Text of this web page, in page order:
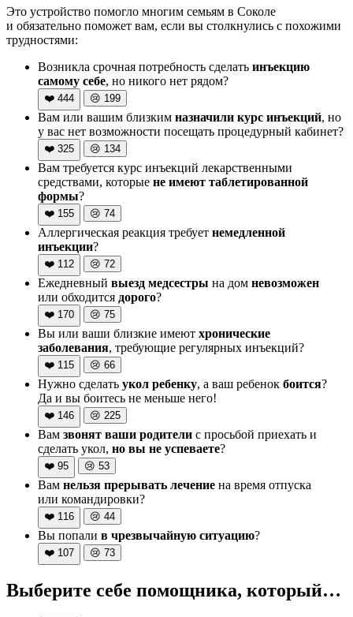
Это устройство помогло многим семьям в Соколе
и обязательно поможет вам, если вы столкнулись с похожими
трудностями:
Возникла срочная потребность сделать инъекцию
самому себе, но никого нет рядом?
❤️ 444 😢 199
Вам или вашим близким назначили курс инъекций, но
у вас нет возможности посещать процедурный кабинет?
❤️ 325 😢 134
Вам требуется курс инъекций лекарственными
средствами, которые не имеют таблетированной
формы?
❤️ 155 😢 74
Аллергическая реакция требует немедленной
инъекции?
❤️ 112 😢 72
Ежедневный выезд медсестры на дом невозможен
или обходится дорого?
❤️ 170 😢 75
Вы или ваши близкие имеют хронические
заболевания, требующие регулярных инъекций?
❤️ 115 😢 66
Нужно сделать укол ребенку, а ваш ребенок боится?
Да и вы боитесь не меньше него!
❤️ 146 😢 225
Вам звонят ваши родители с просьбой приехать и
сделать укол, но вы не успеваете?
❤️ 95 😢 53
Вам нельзя прерывать лечение на время отпуска
или командировки?
❤️ 116 😢 44
Вы попали в чрезвычайную ситуацию?
❤️ 107 😢 73
Выберите себе помощника, который…